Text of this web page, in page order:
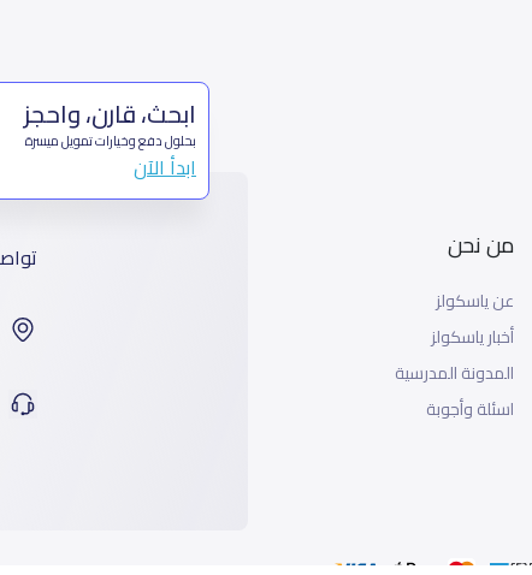
من نحن
عن ياسكولز
أخبار ياسكولز
المدونة المدرسية
اسئلة وأجوبة
ابحث، قارن، واحجز
بحلول دفع وخيارات تمويل ميسرة
ابدأ الآن